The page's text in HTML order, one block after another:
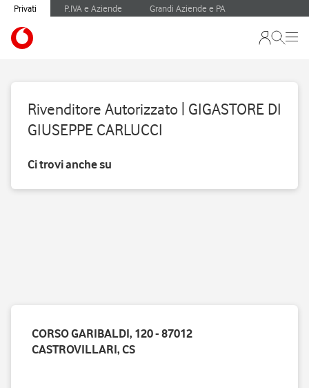
Privati P.IVA e Aziende Grandi Aziende e PA
Rivenditore Autorizzato | GIGASTORE DI
GIUSEPPE CARLUCCI
Ci trovi anche su
CORSO GARIBALDI, 120 - 87012
CASTROVILLARI, CS